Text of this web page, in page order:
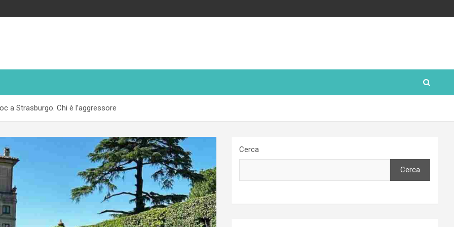
a Strasburgo. Chi è l’aggressore
Cerca
Cerca